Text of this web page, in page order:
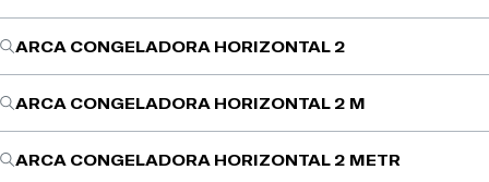
ARCA CONGELADORA HORIZONTAL 2
ARCA CONGELADORA HORIZONTAL 2 M
ARCA CONGELADORA HORIZONTAL 2 METR